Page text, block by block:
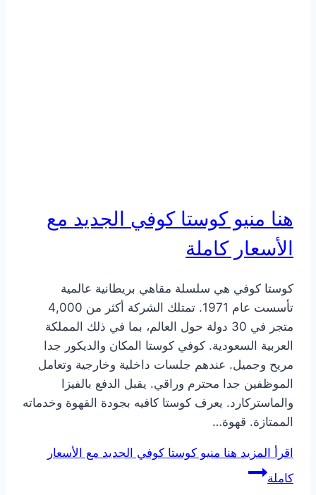
هنا منيو كوستا كوفي الجديد مع
الأسعار كاملة
كوستا كوفي هي سلسلة مقاهي بريطانية عالمية
تأسست عام 1971. تمتلك الشركة أكثر من 4,000
متجر في 30 دولة حول العالم، بما في ذلك المملكة
العربية السعودية. كوفي كوستا المكان والديكور جدا
مريح وجميل. عندهم جلسات داخلية وخارجية وتعامل
الموظفين جدا محترم وراقي. يقبل الدفع بالفيزا
والماستركارد. يعرف كوستا كافيه بجودة القهوة وخدماته
الممتازة. قهوة…
اقرأ المزيد هنا منيو كوستا كوفي الجديد مع الأسعار
كاملة